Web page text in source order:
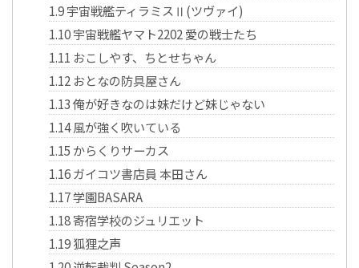
1.9宇宙戦艦ティラミスⅡ(ツヴァイ)
1.10宇宙戦艦ヤマト2202 愛の戦士たち
1.11 おこしやす、ちとせちゃん
1.12 おとなの防具屋さん
1.13俺が好きなのは妹だけど妹じゃない
1.14風が強く吹いている
1.15 からくりサーカス
1.16ガイコツ書店員 本田さん
1.17学園BASARA
1.18寄宿学校のジュリエット
1.19狐狸之声